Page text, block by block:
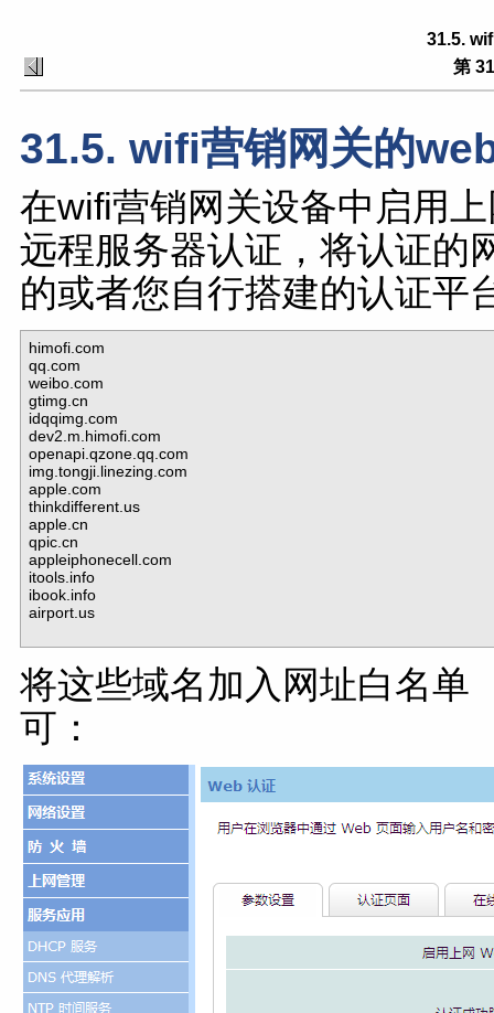
31.5.
第
31.5. wifi营销网关的
在wifi营销网关设备中启用
远程服务器认证，将认证的
的或者您自行搭建的认证平
himofi.com
qq.com
weibo.com
gtimg.cn
idqqimg.com
dev2.m.himofi.com
openapi.qzone.qq.com
img.tongji.linezing.com
apple.com
thinkdifferent.us
apple.cn
qpic.cn
appleiphonecell.com
itools.info
ibook.info
airport.us
将这些域名加入网址白名单
可：